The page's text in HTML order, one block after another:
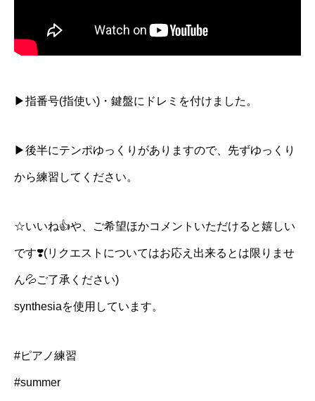
▶︎指番号(指使い)・鍵盤にドレミを付けました。
▶︎後半にテンポゆっくりがありますので、先ずゆっくり
から練習してください。
☆いいね👍や、ご希望ほかコメントいただけると嬉しい
です❣️(リクエストについてはお応え出来るとは限りませ
ん💦ご了承ください)
synthesiaを使用しています。
#ピアノ練習
#summer